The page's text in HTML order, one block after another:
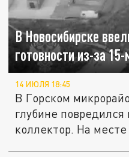
В Новосибирске
готовности из-за
14 ИЮЛЯ 18:45
В Горском
глубине
коллектор. На месте